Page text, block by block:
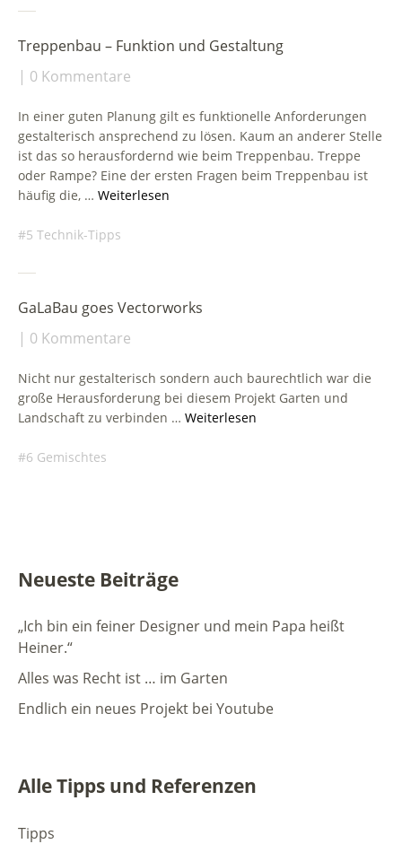
Treppenbau – Funktion und Gestaltung
0 Kommentare
In einer guten Planung gilt es funktionelle Anforderungen
gestalterisch ansprechend zu lösen. Kaum an anderer Stelle
ist das so herausfordernd wie beim Treppenbau. Treppe
oder Rampe? Eine der ersten Fragen beim Treppenbau ist
häufig die, … Weiterlesen
5 Technik-Tipps
GaLaBau goes Vectorworks
0 Kommentare
Nicht nur gestalterisch sondern auch baurechtlich war die
große Herausforderung bei diesem Projekt Garten und
Landschaft zu verbinden … Weiterlesen
6 Gemischtes
Neueste Beiträge
„Ich bin ein feiner Designer und mein Papa heißt
Heiner.“
Alles was Recht ist … im Garten
Endlich ein neues Projekt bei Youtube
Alle Tipps und Referenzen
Tipps